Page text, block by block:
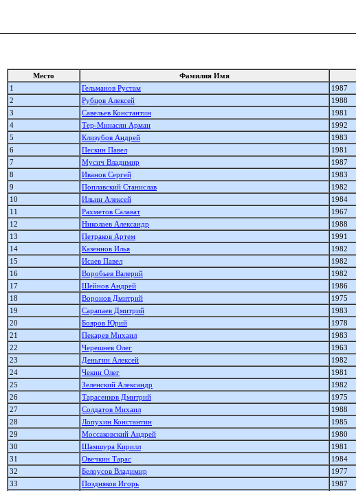
Место Фамилия Имя
1
Гельманов Рустам 1987
2
Рубцов Алексей 1988
3
Савельев Константин 1981
4
Тер-Минасян Арман 1992
5
Клизубов Андрей 1983
6
Пескин Павел 1981
7
Мусич Владимир 1987
8
Иванов Сергей 1983
9
Поплавский Станислав 1982
10
Ильин Алексей 1984
11
Рахметов Салават 1967
12
Николаев Александр 1988
13
Петраков Артем 1991
14
Казеннов Илья 1982
15
Исаев Павел 1982
16
Воробьев Валерий 1982
17
Шейнов Андрей 1986
18
Воронов Дмитрий 1975
19
Сарапаев Дмитрий 1983
20
Бояров Юрий 1978
21
Пекарев Михаил 1983
22
Черешнев Олег 1963
23
Деньгин Алексей 1982
24
Чекин Олег 1981
25
Зеленский Александр 1982
26
Тарасенков Дмитрий 1975
27
Солдатов Михаил 1988
28
Лопухин Константин 1985
29
Моссаковский Андрей 1980
30
Шамшура Кирилл 1981
31
Овечкин Тарас 1984
32
Белоусов Владимир 1977
33
Поздняков Игорь 1987